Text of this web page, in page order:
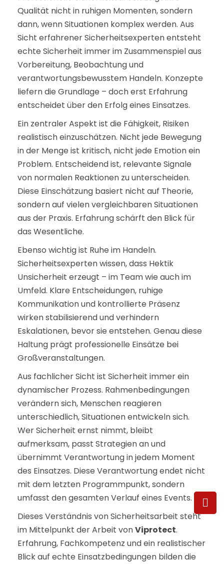
Qualität nicht in ruhigen Momenten, sondern
dann, wenn Situationen komplex werden. Aus
Sicht erfahrener Sicherheitsexperten entsteht
echte Sicherheit immer im Zusammenspiel aus
Vorbereitung, Beobachtung und
verantwortungsbewusstem Handeln. Konzepte
liefern die Grundlage – doch erst Erfahrung
entscheidet über den Erfolg eines Einsatzes.
Ein zentraler Aspekt ist die Fähigkeit, Risiken
realistisch einzuschätzen. Nicht jede Bewegung
in der Menge ist kritisch, nicht jede Emotion ein
Problem. Entscheidend ist, relevante Signale
von normalen Reaktionen zu unterscheiden.
Diese Einschätzung basiert nicht auf Theorie,
sondern auf vielen vergleichbaren Situationen
aus der Praxis. Erfahrung schärft den Blick für
das Wesentliche.
Ebenso wichtig ist Ruhe im Handeln.
Sicherheitsexperten wissen, dass Hektik
Unsicherheit erzeugt – im Team wie auch im
Umfeld. Klare Entscheidungen, ruhige
Kommunikation und kontrollierte Präsenz
wirken stabilisierend und verhindern
Eskalationen, bevor sie entstehen. Genau diese
Haltung prägt professionelle Einsätze bei
Großveranstaltungen.
Aus fachlicher Sicht ist Sicherheit immer ein
dynamischer Prozess. Rahmenbedingungen
verändern sich, Menschen reagieren
unterschiedlich, Situationen entwickeln sich.
Wer Sicherheit ernst nimmt, bleibt
aufmerksam, passt Strategien an und
übernimmt Verantwortung in jedem Moment
des Einsatzes. Diese Verantwortung endet nicht
mit dem letzten Programmpunkt, sondern
umfasst den gesamten Verlauf eines Events.
Dieses Verständnis von Sicherheitsarbeit steht
im Mittelpunkt der Arbeit vonViprotect.
Erfahrung, Fachkompetenz und ein realistischer
Blick auf echte Einsatzbedingungen bilden die